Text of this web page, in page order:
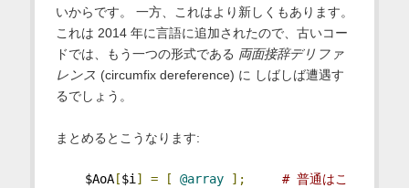
いからです。 一方、これはより新しくもあります。
これは 2014 年に言語に追加されたので、古いコー
ドでは、もう一つの形式である 両面接辞デリファ
レンス (circumfix dereference) に しばしば遭遇す
るでしょう。
まとめるとこうなります:
$AoA[$i] = [ @array ];
# 普通はこ